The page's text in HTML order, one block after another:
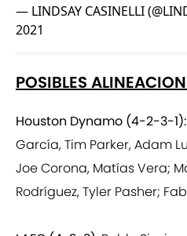
— LINDSAY CASINELLI
2021
POSIBLES
Houston Dynamo (4-2-3-1):
García, Tim Parker, Adam
Joe Corona, Matías Vera;
Rodríguez, Tyler Pasher;